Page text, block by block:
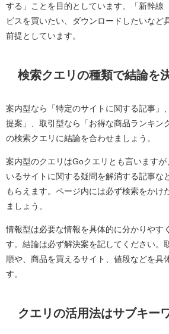
する」ことを目的としています。「新幹
ビスを買いたい、ダウンロードしたいなど
前提としています。
検索クエリの種類で結論を
案内型なら「特定のサイトに関する記事」
提案」、取引型なら「お得な商品ランキン
の検索クエリに結論を合わせましょう。
案内型のクエリはGoクエリとも言います
いるサイトに関する疑問を解消する記事な
もらえます。ページ内には必ず検索をかけ
ましょう。
情報型は必要な情報を具体的に分かりやす
す。結論は必ず解決案を記してください。
順や、商品を買えるサイト、値段などを具
す。
クエリの活用法はサブキー